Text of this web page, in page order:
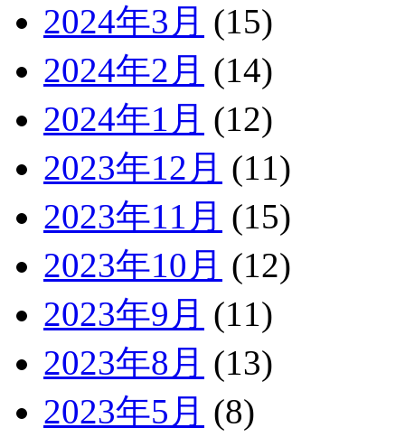
2024年3月 (15)
2024年2月 (14)
2024年1月 (12)
2023年12月 (11)
2023年11月 (15)
2023年10月 (12)
2023年9月 (11)
2023年8月 (13)
2023年5月 (8)